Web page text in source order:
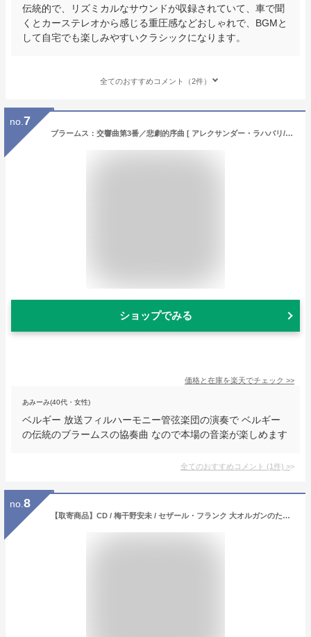
伝統的で、リズミカルなサウンドが収録されていて、車で聞
くとカーステレオから感じる重圧感などおしゃれで、BGMと
して自宅でも楽しみやすいクラシックになります。
全てのおすすめコメント（2件）
no. 7
ブラームス：交響曲第3番／悲劇的序曲 [ アレクサンダー・ラハバリ/ベルギー放送フィルハーモニー管弦楽団 ]
ショップでみる
価格と在庫を楽天でチェック >>
あみーみ(40代・女性)
ベルギー 放送フィルハーモニー管弦楽団の演奏で ベルギー
の伝統のブラームスの協奏曲 なので本場の音楽が楽しめます
全てのおすすめコメント (1件) >
no. 8
【取寄商品】CD / 梅干野安未 / セザール・フランク 大オルガンのための12の作品 サン・トメール ノートルダム大聖堂 カヴァイエ＝コル製作オルガン / ALCD-9245